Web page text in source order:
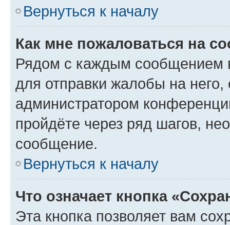
Вернуться к началу
Как мне пожаловаться на
Рядом с каждым сообщением
для отправки жалобы на
администратором
пройдёте через ряд шагов,
сообщение.
Вернуться к началу
Что означает кнопка
Эта кнопка позволяет вам